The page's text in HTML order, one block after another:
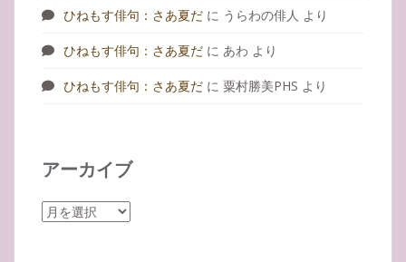
ひねもす俳句：さあ夏だ に うらわの俳人 より
ひねもす俳句：さあ夏だ に あわ より
ひねもす俳句：さあ夏だ に 粟村勝美PHS より
アーカイブ
ア